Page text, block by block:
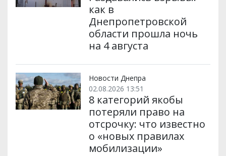
как в
Днепропетровской
области прошла ночь
на 4 августа
Новости Днепра
02.08.2026 13:51
8 категорий якобы
потеряли право на
отсрочку: что известно
о «новых правилах
мобилизации»